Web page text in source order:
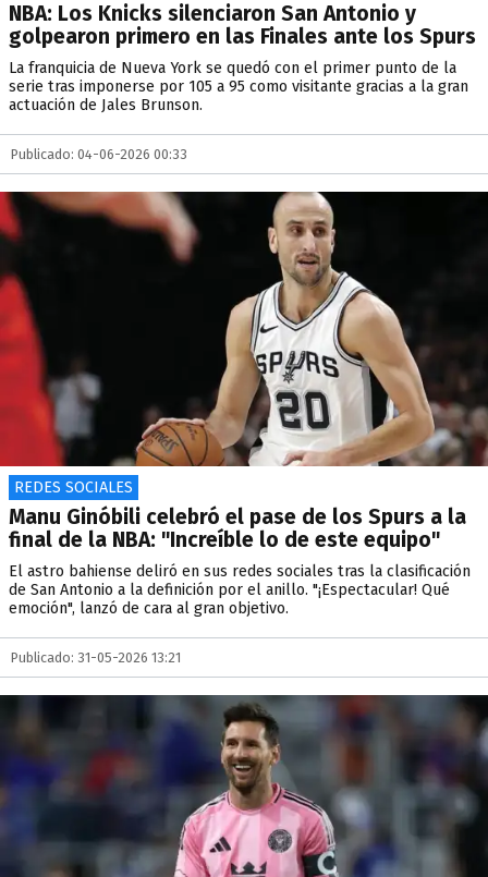
NBA: Los Knicks silenciaron San Antonio y
golpearon primero en las Finales ante los Spurs
La franquicia de Nueva York se quedó con el primer punto de la
serie tras imponerse por 105 a 95 como visitante gracias a la gran
actuación de Jales Brunson.
Publicado: 04-06-2026 00:33
REDES SOCIALES
Manu Ginóbili celebró el pase de los Spurs a la
final de la NBA: "Increíble lo de este equipo"
El astro bahiense deliró en sus redes sociales tras la clasificación
de San Antonio a la definición por el anillo. "¡Espectacular! Qué
emoción", lanzó de cara al gran objetivo.
Publicado: 31-05-2026 13:21